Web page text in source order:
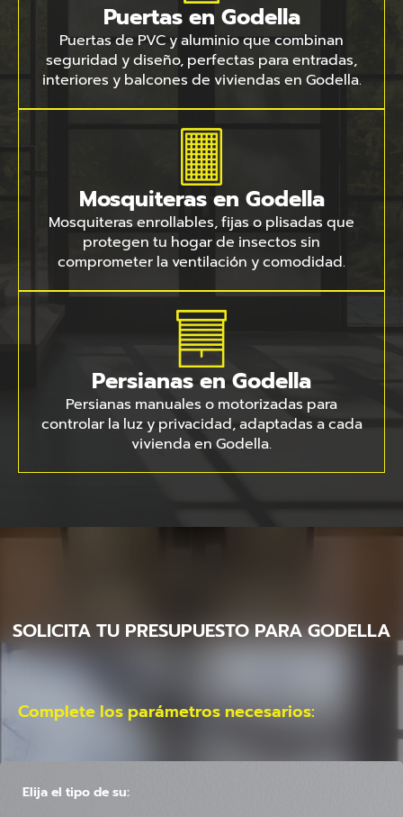
Puertas en Godella
Puertas de PVC y aluminio que combinan
seguridad y diseño, perfectas para entradas,
interiores y balcones de viviendas en Godella.
Mosquiteras en Godella
Mosquiteras enrollables, fijas o plisadas que
protegen tu hogar de insectos sin
comprometer la ventilación y comodidad.
Persianas en Godella
Persianas manuales o motorizadas para
controlar la luz y privacidad, adaptadas a cada
vivienda en Godella.
SOLICITA TU PRESUPUESTO PARA GODELLA
Complete los parámetros necesarios:
Elija el tipo de su: